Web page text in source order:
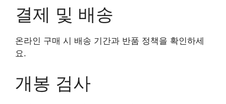
결제 및 배송
온라인 구매 시 배송 기간과 반품 정책을 확인하세
요.
개봉 검사